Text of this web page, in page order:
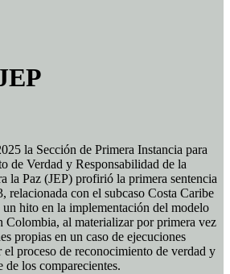
la Sección de Primera Instancia para
de Verdad y Responsabilidad de la
la Paz (JEP) profirió la primera sentencia
relacionada con el subcaso Costa Caribe
hito en la implementación del modelo
Colombia, al materializar por primera vez
propias en un caso de ejecuciones
proceso de reconocimiento de verdad y
de los comparecientes.